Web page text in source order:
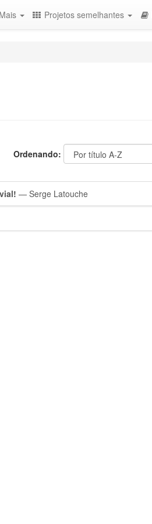
Mais Projetos semelhantes
Ordenando:
— Serge Latouche